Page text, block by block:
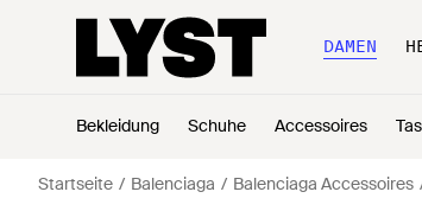
DAMEN
Bekleidung Schuhe Accessoires
Startseite Balenciaga Balenciaga Accessoires